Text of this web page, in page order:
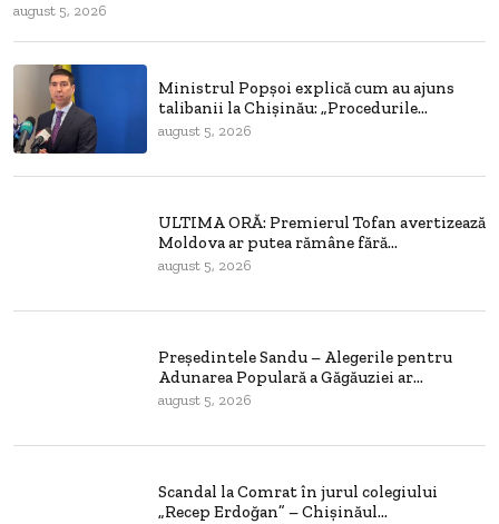
august 5, 2026
Ministrul Popșoi explică cum au ajuns
talibanii la Chișinău: „Procedurile...
august 5, 2026
ULTIMA ORĂ: Premierul Tofan avertizează
Moldova ar putea rămâne fără...
august 5, 2026
Președintele Sandu – Alegerile pentru
Adunarea Populară a Găgăuziei ar...
august 5, 2026
Scandal la Comrat în jurul colegiului
„Recep Erdoğan” – Chișinăul...